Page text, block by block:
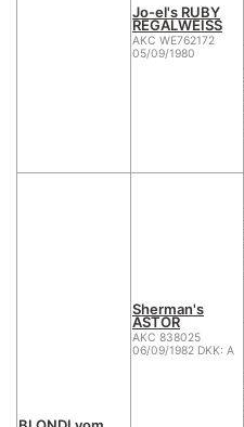
Jo-el's RUBY
REGALWEISS
AKC WE762172
05/09/1980
Sherman's
ASTOR
AKC 838025
06/09/1982 DKK: A